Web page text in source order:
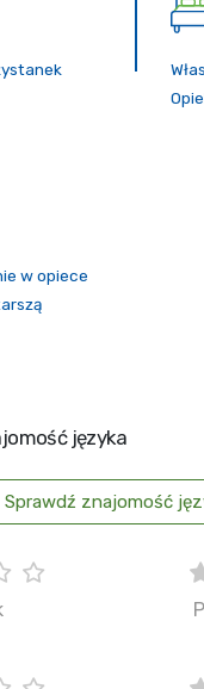
w opiece
języka
Sprawdź znajomość